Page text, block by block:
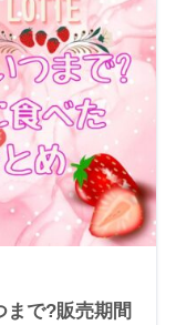
まで?販売期間